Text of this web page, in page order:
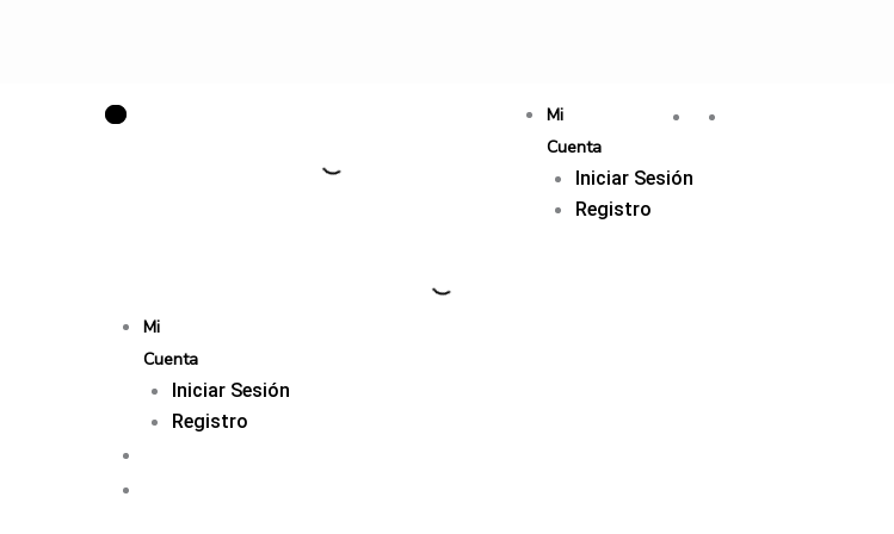
Mi
Cuenta
Iniciar Sesión
Registro
Mi
Cuenta
Iniciar Sesión
Registro